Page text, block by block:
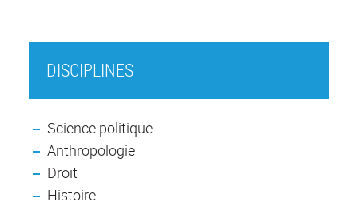
DISCIPLINES
Science politique
Anthropologie
Droit
Histoire